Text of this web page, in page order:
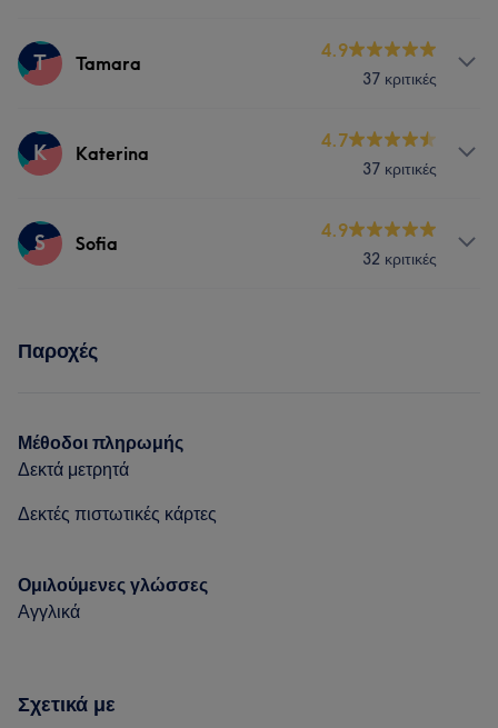
Υπηρεσίες
T Tamara
4.9
37 κριτικές
Υπηρεσίες
K Katerina
4.7
37 κριτικές
Υπηρεσίες
Πορτφόλιο
S Sofia
4.9
32 κριτικές
Νύχια
Παροχές
Μέθοδοι πληρωμής
Δεκτά μετρητά
Δεκτές πιστωτικές κάρτες
Ομιλούμενες γλώσσες
Αγγλικά
Σχετικά με